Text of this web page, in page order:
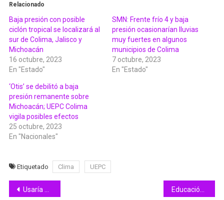
Relacionado
Baja presión con posible
ciclón tropical se localizará al
sur de Colima, Jalisco y
Michoacán
16 octubre, 2023
En "Estado"
SMN: Frente frío 4 y baja
presión ocasionarían lluvias
muy fuertes en algunos
municipios de Colima
7 octubre, 2023
En "Estado"
‘Otis’ se debilitó a baja
presión remanente sobre
Michoacán; UEPC Colima
vigila posibles efectos
25 octubre, 2023
En "Nacionales"
Etiquetado Clima UEPC
Navegación
Usaría Gobierno Colima Fondo creado por Indira para atender daños por Lidia